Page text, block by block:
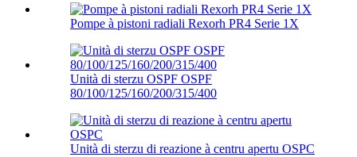
Pompe à pistoni radiali Rexorh PR4 Serie 1X
Unità di sterzu OSPF OSPF
80/100/125/160/200/315/400
Unità di sterzu di reazione à centru apertu OSPC